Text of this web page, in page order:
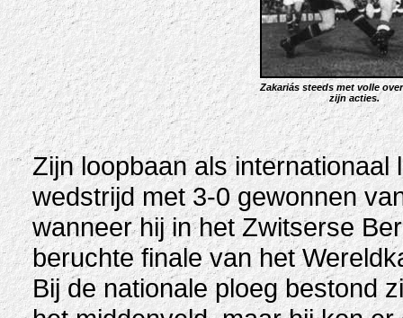
Zakariás steeds met volle
zijn acties.
Zijn loopbaan als
wedstrijd met 3-0 gewonnen
wanneer hij in het Zwitserse
beruchte finale van het
Bij de nationale ploeg bestond